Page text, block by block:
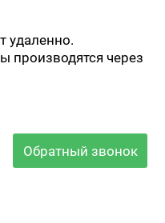
удаленно.
производятся через
Обратный звонок